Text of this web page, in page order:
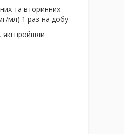
та вторинних
мл) 1 раз на добу.
які пройшли